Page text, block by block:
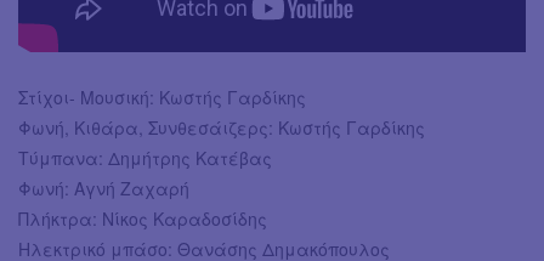
Στίχοι- Μουσική: Κωστής Γαρδίκης
Φωνή, Κιθάρα, Συνθεσάιζερς: Κωστής Γαρδίκης
Τύμπανα: Δημήτρης Κατέβας
Φωνή: Αγνή Ζαχαρή
Πλήκτρα: Νίκος Καραδοσίδης
Ηλεκτρικό μπάσο: Θανάσης Δημακόπουλος